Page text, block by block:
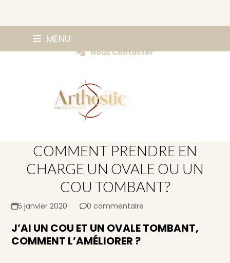
MENU
Nous Contacter
COMMENT PRENDRE EN
CHARGE UN OVALE OU UN
COU TOMBANT?
5 janvier 2020 0 commentaire
J’AI UN COU ET UN OVALE TOMBANT,
COMMENT L’AMÉLIORER ?